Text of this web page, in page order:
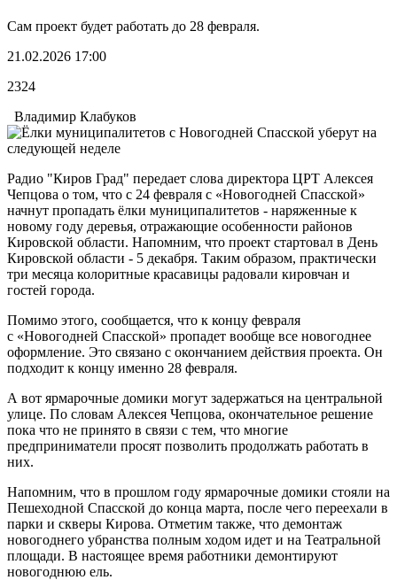
Сам проект будет работать до 28 февраля.
21.02.2026 17:00
2324
Владимир Клабуков
Радио "Киров Град" передает слова директора ЦРТ Алексея
Чепцова о том, что с 24 февраля с «Новогодней Спасской»
начнут пропадать ёлки муниципалитетов - наряженные к
новому году деревья, отражающие особенности районов
Кировской области. Напомним, что проект стартовал в День
Кировской области - 5 декабря. Таким образом, практически
три месяца колоритные красавицы радовали кировчан и
гостей города.
Помимо этого, сообщается, что к концу февраля
с «Новогодней Спасской» пропадет вообще все новогоднее
оформление. Это связано с окончанием действия проекта. Он
подходит к концу именно 28 февраля.
А вот ярмарочные домики могут задержаться на центральной
улице. По словам Алексея Чепцова, окончательное решение
пока что не принято в связи с тем, что многие
предприниматели просят позволить продолжать работать в
них.
Напомним, что в прошлом году ярмарочные домики стояли на
Пешеходной Спасской до конца марта, после чего переехали в
парки и скверы Кирова. Отметим также, что демонтаж
новогоднего убранства полным ходом идет и на Театральной
площади. В настоящее время работники демонтируют
новогоднюю ель.